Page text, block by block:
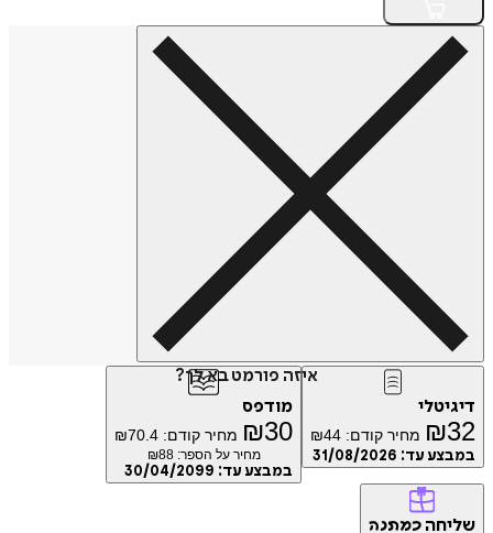
איזה פורמט בא לך?
דיגיטלי
₪32 מחיר קודם: ₪44
במבצע עד: 31/08/2026
מודפס
₪30 מחיר קודם: ₪70.4
מחיר על הספר: ₪88
במבצע עד: 30/04/2099
שליחה כמתנה